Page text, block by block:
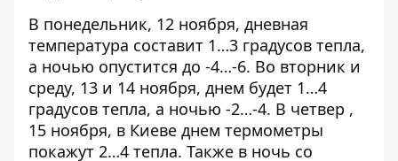
В понедельник, 12 ноября, дневная
температура составит 1…3 градусов тепла,
а ночью опустится до -4…-6. Во вторник и
среду, 13 и 14 ноября, днем будет 1…4
градусов тепла, а ночью -2…-4. В четвер ,
15 ноября, в Киеве днем термометры
покажут 2…4 тепла. Также в ночь со